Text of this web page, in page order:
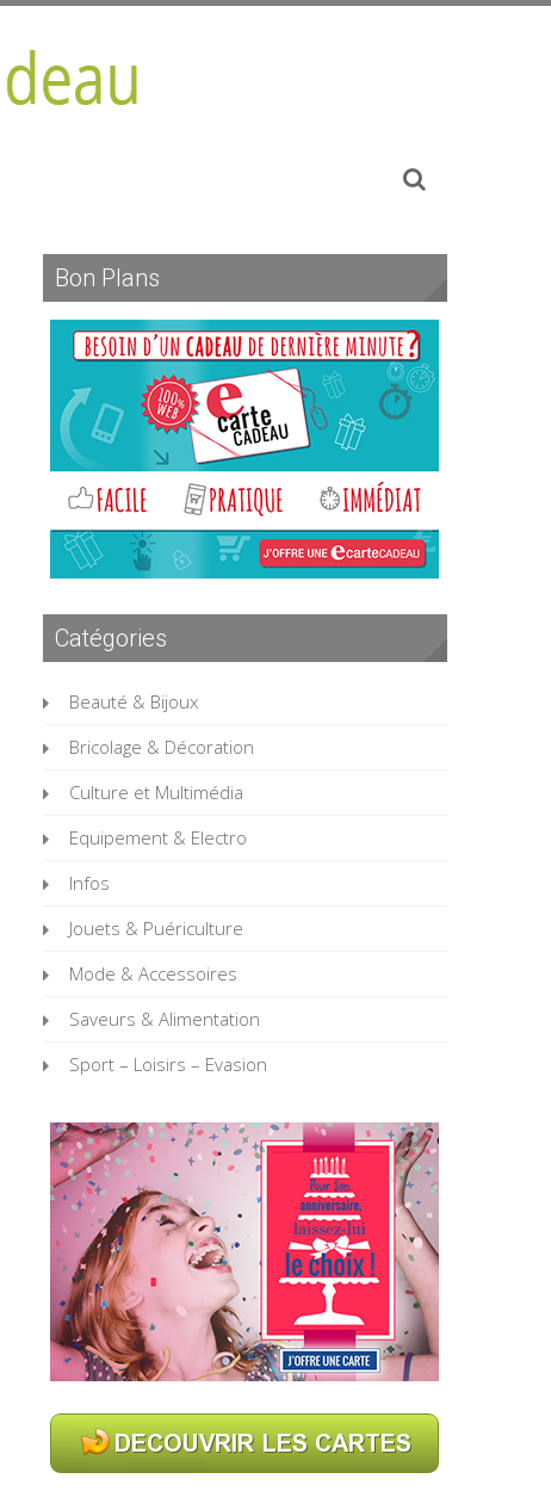
Bon Plans
Catégories
Beauté & Bijoux
Bricolage & Décoration
Culture et Multimédia
Equipement & Electro
Infos
Jouets & Puériculture
Mode & Accessoires
Saveurs & Alimentation
Sport – Loisirs – Evasion